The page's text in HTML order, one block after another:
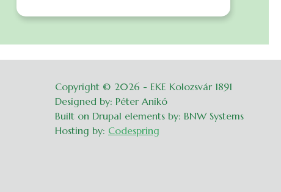
Copyright © 2026 - EKE Kolozsvár 1891
Designed by: Péter Anikó
Built on Drupal elements by: BNW Systems
Hosting by: Codespring